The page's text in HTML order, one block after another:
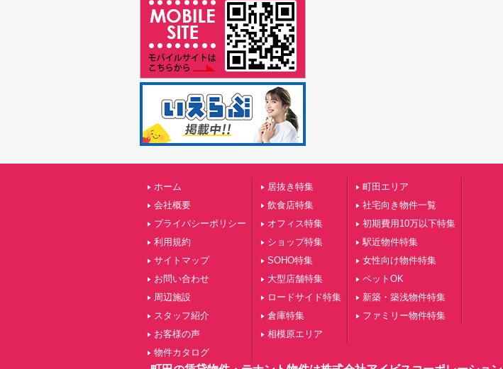
ホーム
会社概要
プライバシーポリシー
利用規約
サイトマップ
お問い合わせ
周辺施設
スタッフ紹介
お客様の声
物件カタログ
居抜き特集
飲食店特集
オフィス特集
ショップ特集
SOHO特集
大型店舗特集
ロードサイド特集
倉庫特集
相模原エリア
町田エリア
社宅向き物件一覧
初期費用10万以下特集
駅近物件特集
女性向け物件特集
ペットOK
新築・築浅物件特集
ファミリー物件特集